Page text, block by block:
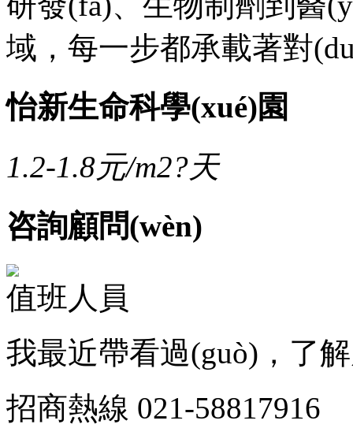
域，每一步都承載著對
怡新生命科學(xué)園
1.2-1.8元/m2?天
咨詢顧問(wèn)
值班人員
我最近帶看過(guò)，
招商熱線 021-58817916